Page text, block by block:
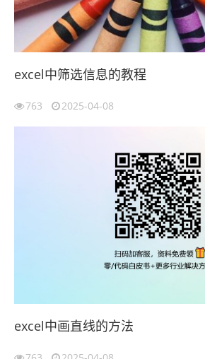
excel中筛选信息的教程
763 2025-04-08
excel中画直线的方法